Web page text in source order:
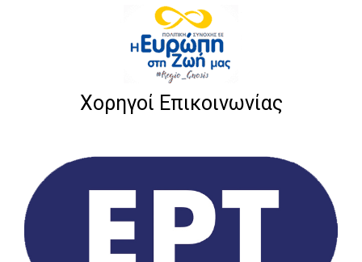
Χορηγοί Επικοινωνίας